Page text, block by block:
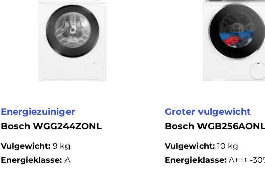
Energiezuiniger
Bosch WGG244ZONL
Vulgewicht: 9 kg
Energieklasse: A
Groter vulgewicht
Bosch
Vulgewicht: 10 kg
Energieklasse: A+++ -